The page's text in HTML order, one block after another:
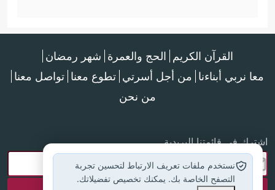
القرآن الكريم الحج والعمرة شهر رمضان
معا نربي أبناءنا من أجل أسرتي تطوع معنا تواصل معنا
من نحن
اشترك في قائمتنا البريدية
نستخدم ملفات تعريف الارتباط لتحسين تجربة
التصفح الخاصة بك. يمكنك تخصيص تفضيلاتك.